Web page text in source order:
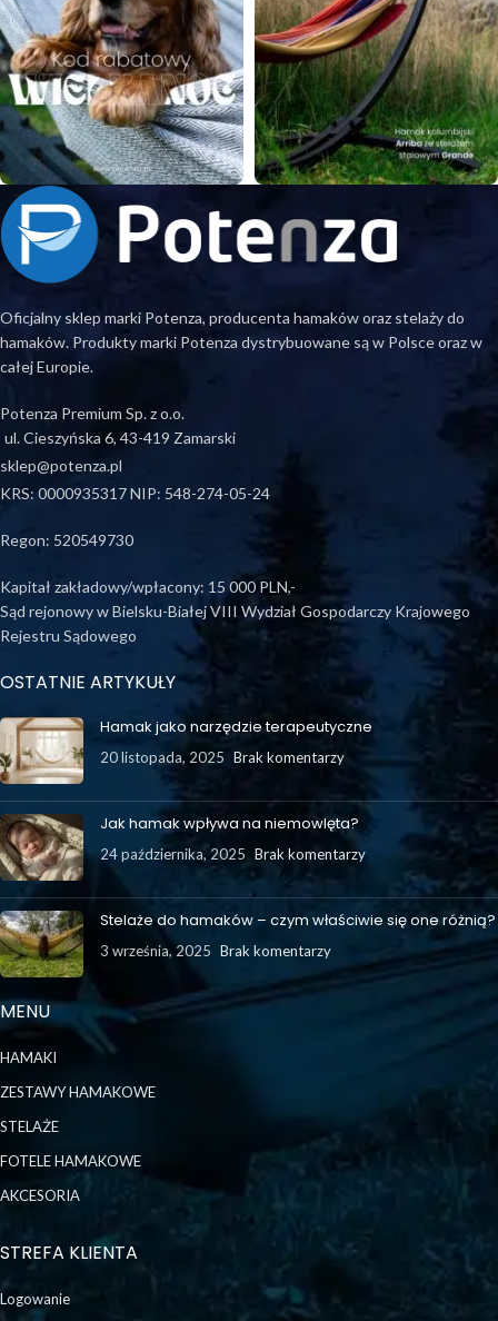
Oficjalny sklep marki Potenza, producenta hamaków oraz stelaży do
hamaków. Produkty marki Potenza dystrybuowane są w Polsce oraz w
całej Europie.
Potenza Premium Sp. z o.o.
ul. Cieszyńska 6, 43-419 Zamarski
sklep@potenza.pl
KRS: 0000935317 NIP: 548-274-05-24
Regon: 520549730
Kapitał zakładowy/wpłacony: 15 000 PLN,-
Sąd rejonowy w Bielsku-Białej VIII Wydział Gospodarczy Krajowego
Rejestru Sądowego
OSTATNIE ARTYKUŁY
Hamak jako narzędzie terapeutyczne
20 listopada, 2025 Brak komentarzy
Jak hamak wpływa na niemowlęta?
24 października, 2025 Brak komentarzy
Stelaże do hamaków – czym właściwie się one różnią?
3 września, 2025 Brak komentarzy
MENU
HAMAKI
ZESTAWY HAMAKOWE
STELAŻE
FOTELE HAMAKOWE
AKCESORIA
STREFA KLIENTA
Logowanie